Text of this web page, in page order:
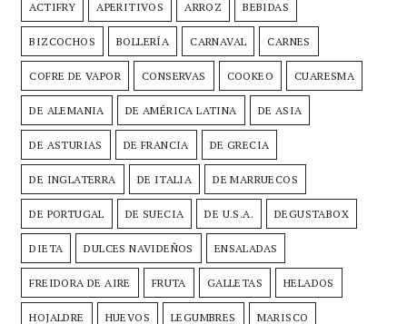
ACTIFRY APERITIVOS ARROZ BEBIDAS
BIZCOCHOS BOLLERÍA CARNAVAL CARNES
COFRE DE VAPOR CONSERVAS COOKEO CUARESMA
DE ALEMANIA DE AMÉRICA LATINA DE ASIA
DE ASTURIAS DE FRANCIA DE GRECIA
DE INGLATERRA DE ITALIA DE MARRUECOS
DE PORTUGAL DE SUECIA DE U.S.A. DEGUSTABOX
DIETA DULCES NAVIDEÑOS ENSALADAS
FREIDORA DE AIRE FRUTA GALLETAS HELADOS
HOJALDRE HUEVOS LEGUMBRES MARISCO